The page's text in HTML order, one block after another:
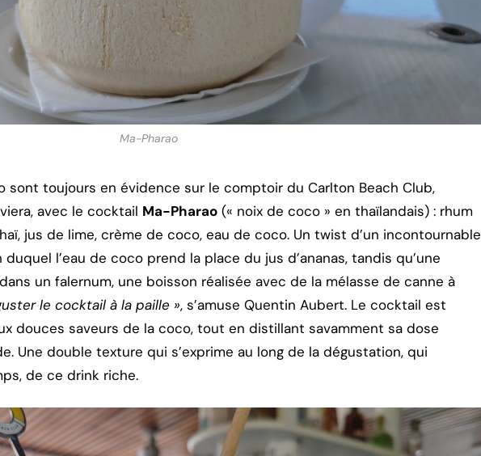
Ma-Pharao
sont toujours en évidence sur le comptoir du Carlton Beach Club,
avec le cocktail Ma-Pharao (« noix de coco » en thaïlandais) : rhum
jus de lime, crème de coco, eau de coco. Un twist d’un incontournable
duquel l’eau de coco prend la place du jus d’ananas, tandis qu’une
un falernum, une boisson réalisée avec de la mélasse de canne à
le cocktail à la paille », s’amuse Quentin Aubert. Le cocktail est
douces saveurs de la coco, tout en distillant savamment sa dose
Une double texture qui s’exprime au long de la dégustation, qui
de ce drink riche.